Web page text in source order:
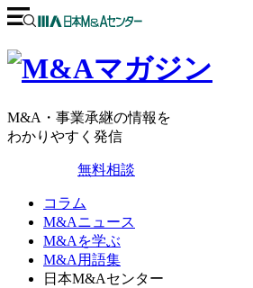
M&A・事業承継の情報を
わかりやすく発信
無料相談
コラム
M&Aニュース
M&Aを学ぶ
M&A用語集
日本M&Aセンター